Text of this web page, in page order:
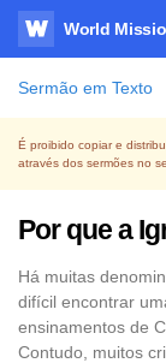
WATV
World
Sermão em Texto
É proibido copiar e
através dos sermões no
Por que a
Há muitas
difícil encontrar
ensinamentos de
Contudo, muitos